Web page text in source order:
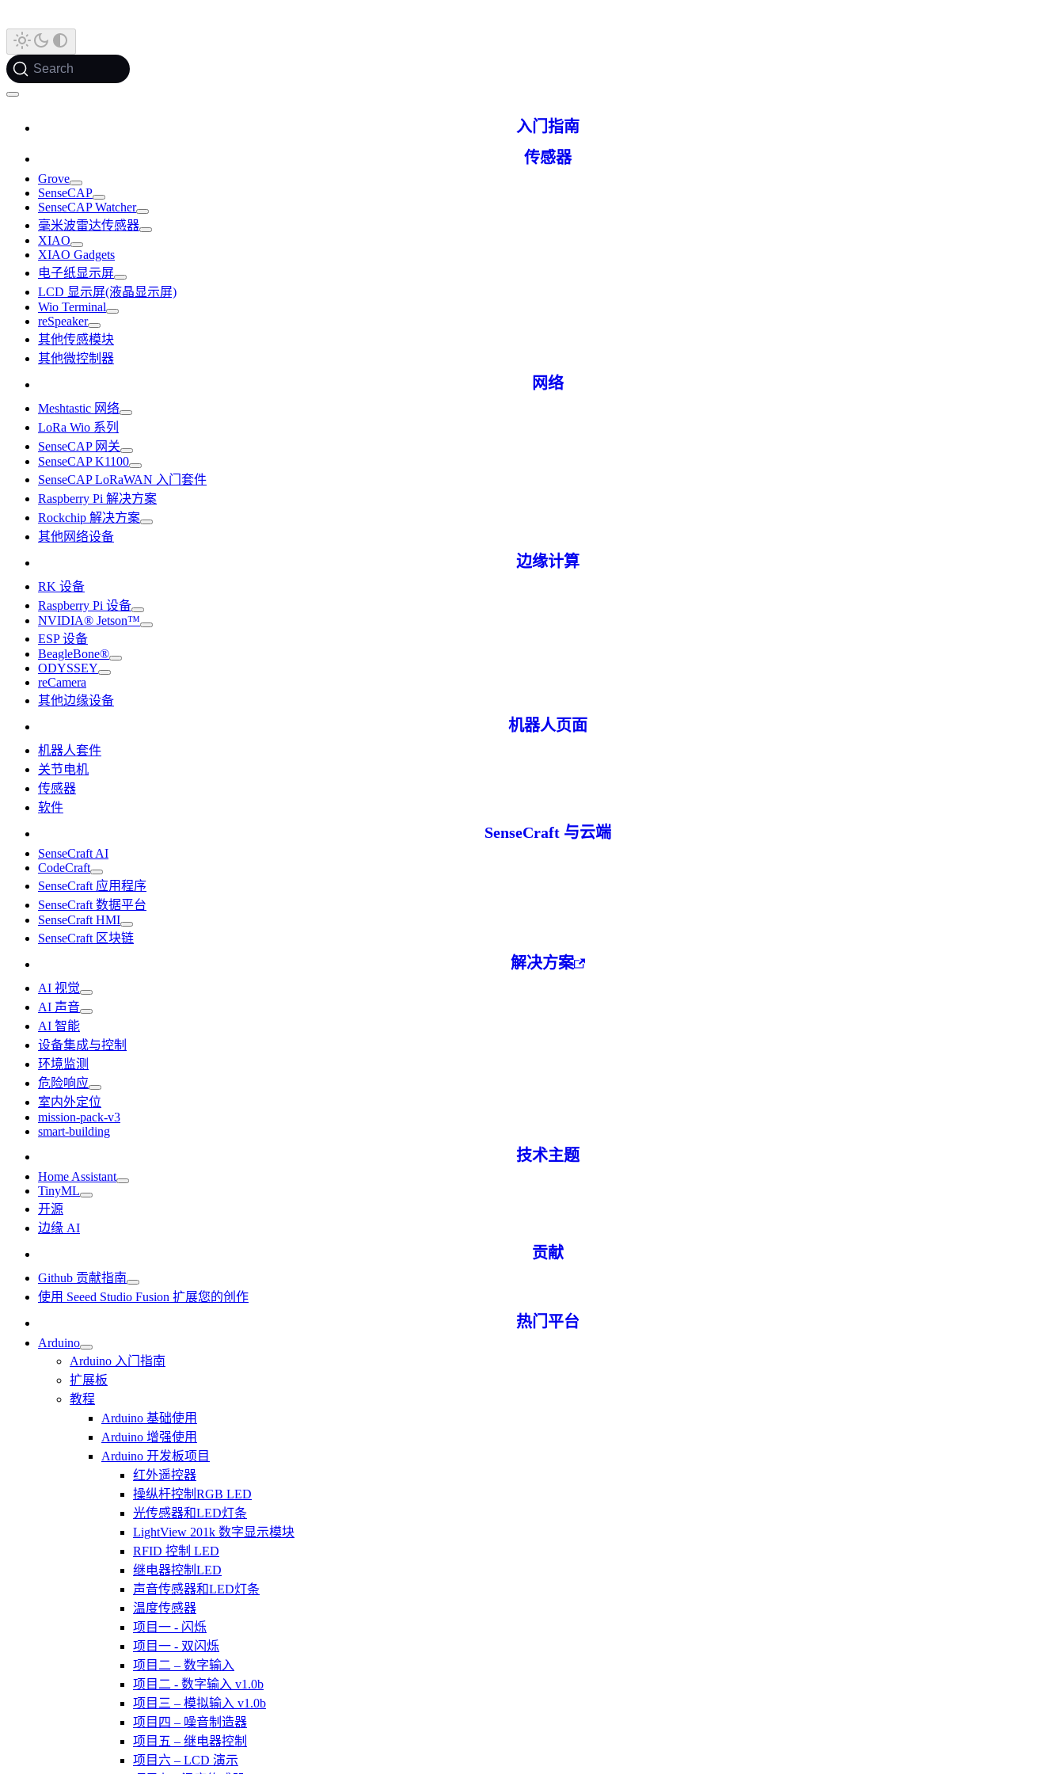
Search
入门指南
传感器
Grove
SenseCAP
SenseCAP Watcher
毫米波雷达传感器
XIAO
XIAO Gadgets
电子纸显示屏
LCD 显示屏(液晶显示屏)
Wio Terminal
reSpeaker
其他传感模块
其他微控制器
网络
Meshtastic 网络
LoRa Wio 系列
SenseCAP 网关
SenseCAP K1100
SenseCAP LoRaWAN 入门套件
Raspberry Pi 解决方案
Rockchip 解决方案
其他网络设备
边缘计算
RK 设备
Raspberry Pi 设备
NVIDIA® Jetson™
ESP 设备
BeagleBone®
ODYSSEY
reCamera
其他边缘设备
机器人页面
机器人套件
关节电机
传感器
软件
SenseCraft 与云端
SenseCraft AI
CodeCraft
SenseCraft 应用程序
SenseCraft 数据平台
SenseCraft HMI
SenseCraft 区块链
解决方案
AI 视觉
AI 声音
AI 智能
设备集成与控制
环境监测
危险响应
室内外定位
mission-pack-v3
smart-building
技术主题
Home Assistant
TinyML
开源
边缘 AI
贡献
Github 贡献指南
使用 Seeed Studio Fusion 扩展您的创作
热门平台
Arduino
Arduino 入门指南
扩展板
教程
Arduino 基础使用
Arduino 增强使用
Arduino 开发板项目
红外遥控器
操纵杆控制RGB LED
光传感器和LED灯条
LightView 201k 数字显示模块
RFID 控制 LED
继电器控制LED
声音传感器和LED灯条
温度传感器
项目一 - 闪烁
项目一 - 双闪烁
项目二 – 数字输入
项目二 - 数字输入 v1.0b
项目三 – 模拟输入 v1.0b
项目四 – 噪音制造器
项目五 – 继电器控制
项目六 – LCD 演示